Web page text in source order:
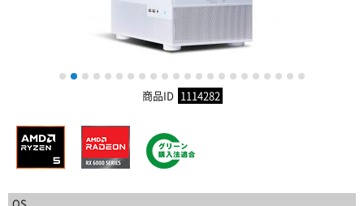
1 2 3 4 5 6 7 8 9 10 11 12 13 14 15 16 17 18 19 20 21
商品ID 1114282